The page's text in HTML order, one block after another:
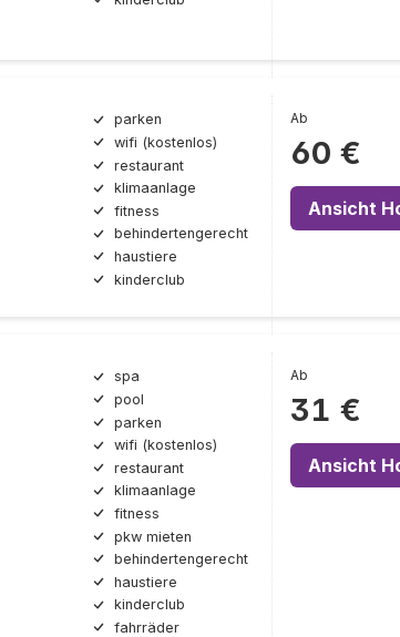
parken
wifi (kostenlos)
restaurant
klimaanlage
fitness
behindertengerecht
haustiere
kinderclub
Ab
60 €
Ansicht
spa
pool
parken
wifi (kostenlos)
restaurant
klimaanlage
fitness
pkw mieten
behindertengerecht
haustiere
kinderclub
fahrräder
Ab
31 €
Ansicht